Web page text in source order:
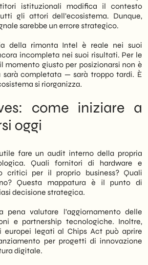
istituzionali modifica il contesto
gli attori dell’ecosistema. Dunque,
sarebbe un errore strategico.
della rimonta Intel è reale nei suoi
incompleta nei suoi risultati. Per le
momento giusto per posizionarsi non è
sarà completata — sarà troppo tardi. È
si riorganizza.
come iniziare a
oggi
fare un audit interno della propria
Quali fornitori di hardware e
critici per il proprio business? Quali
Questa mappatura è il punto di
decisione strategica.
pena valutare l’aggiornamento delle
e partnership tecnologiche. Inoltre,
europei legati al Chips Act può aprire
per progetti di innovazione
digitale.